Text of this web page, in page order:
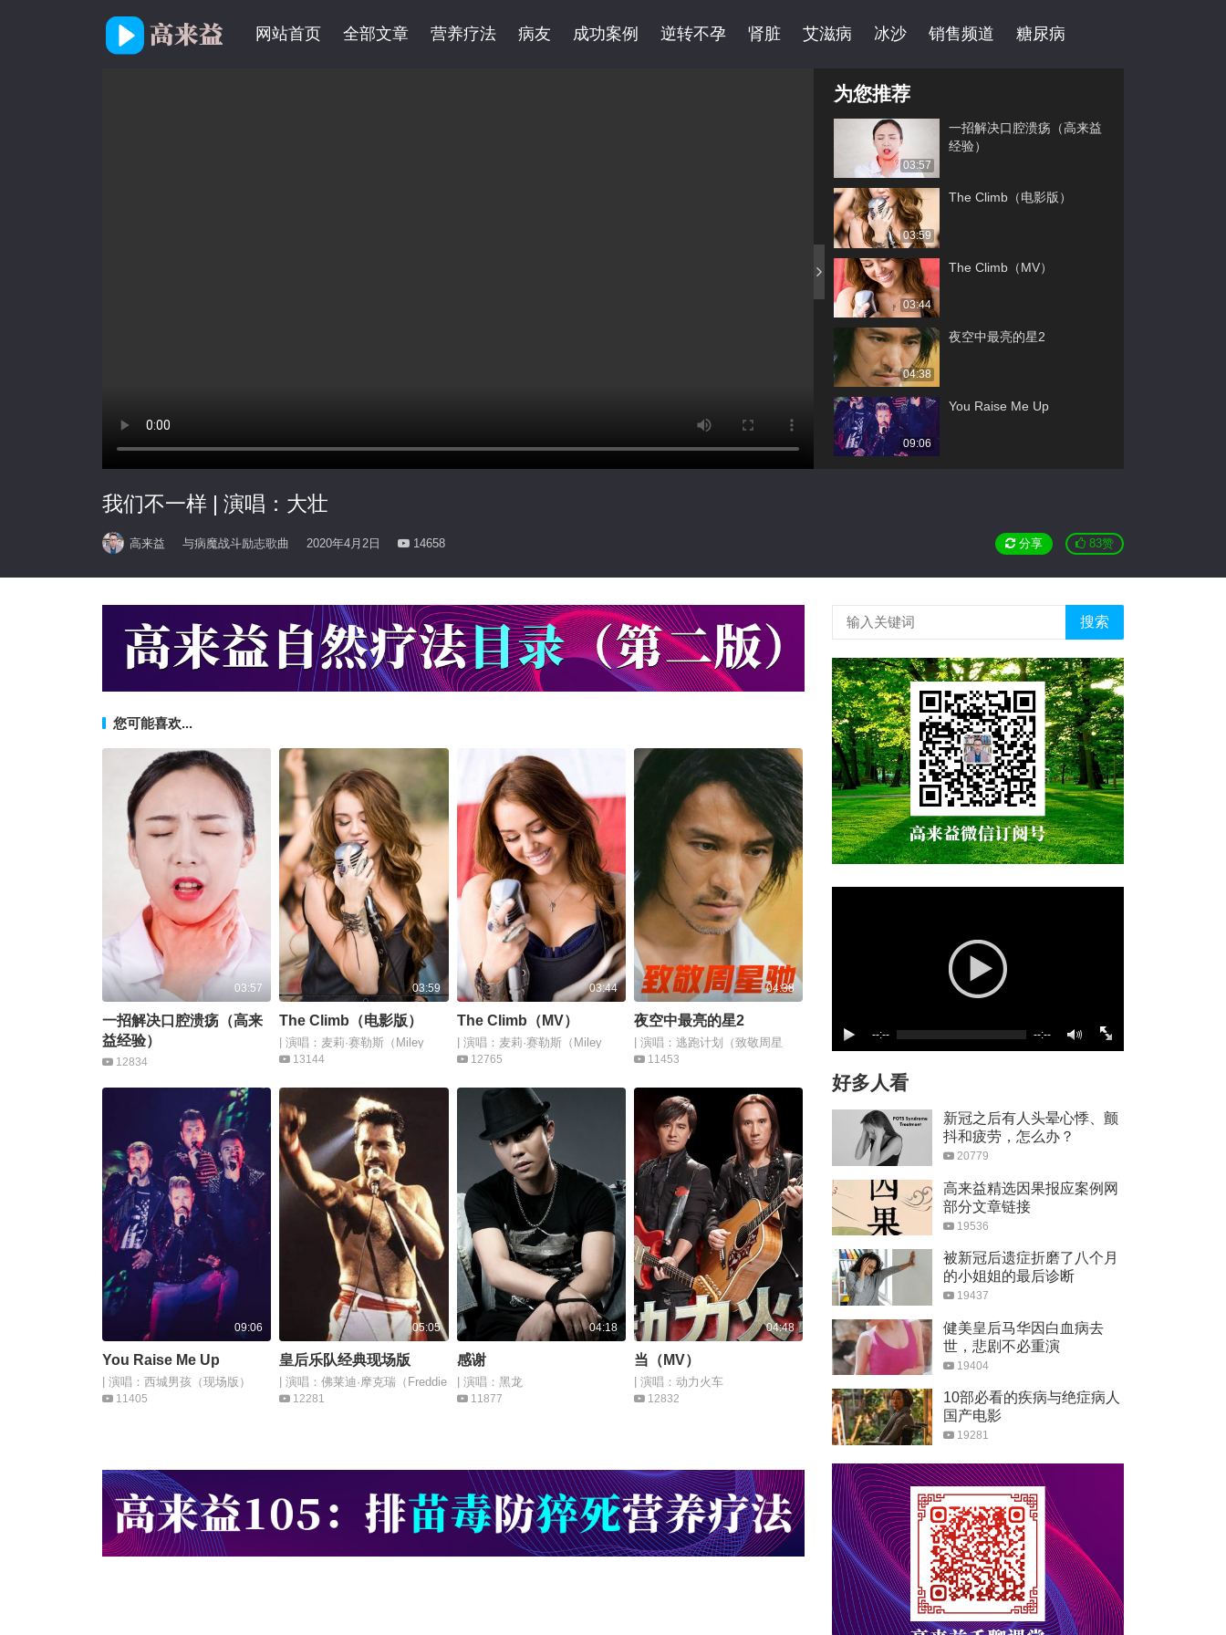
网站首页 全部文章 营养疗法 病友 成功案例 逆转不孕 肾脏 艾滋病 冰沙 销售频道 糖尿病
我们不一样 | 演唱：大壮
高来益 与病魔战斗励志歌曲 2020年4月2日 14658 分享 83赞
为您推荐
03:57
一招解决口腔溃疡（高来益
经验）
03:59
The Climb（电影版）
03:44
The Climb（MV）
04:38
夜空中最亮的星2
09:06
You Raise Me Up
03:36
我的好兄弟
03:38
今天（现场版）
05:13
英雄泪
Here I Am
04:03
We Are The Champion
04:29
03:10
02:43
04:08
03:51
Firework
03:33
Breaking Free电影版
您可能喜欢...
03:57
一招解决口腔溃疡（高来
益经验）
12834
03:59
The Climb（电影版）
| 演唱：麦莉·赛勒斯（Miley
Cyrus）
13144
03:44
The Climb（MV）
| 演唱：麦莉·赛勒斯（Miley
Cyrus）
12765
04:38
夜空中最亮的星2
| 演唱：逃跑计划（致敬周星
驰）11453
09:06
You Raise Me Up
| 演唱：西城男孩（现场版）
11405
05:05
皇后乐队经典现场版
| 演唱：佛莱迪·摩克瑞（Freddie
Mercury）
12281
04:18
感谢
| 演唱：黑龙
11877
04:48
当（MV）
| 演唱：动力火车
12832
搜索
--:-- --:--
好多人看
新冠之后有人头晕心悸、颤
抖和疲劳，怎么办？
20779
高来益精选因果报应案例网
部分文章链接
19536
被新冠后遗症折磨了八个月
的小姐姐的最后诊断
19437
健美皇后马华因白血病去
世，悲剧不必重演
19404
10部必看的疾病与绝症病人
国产电影
19281